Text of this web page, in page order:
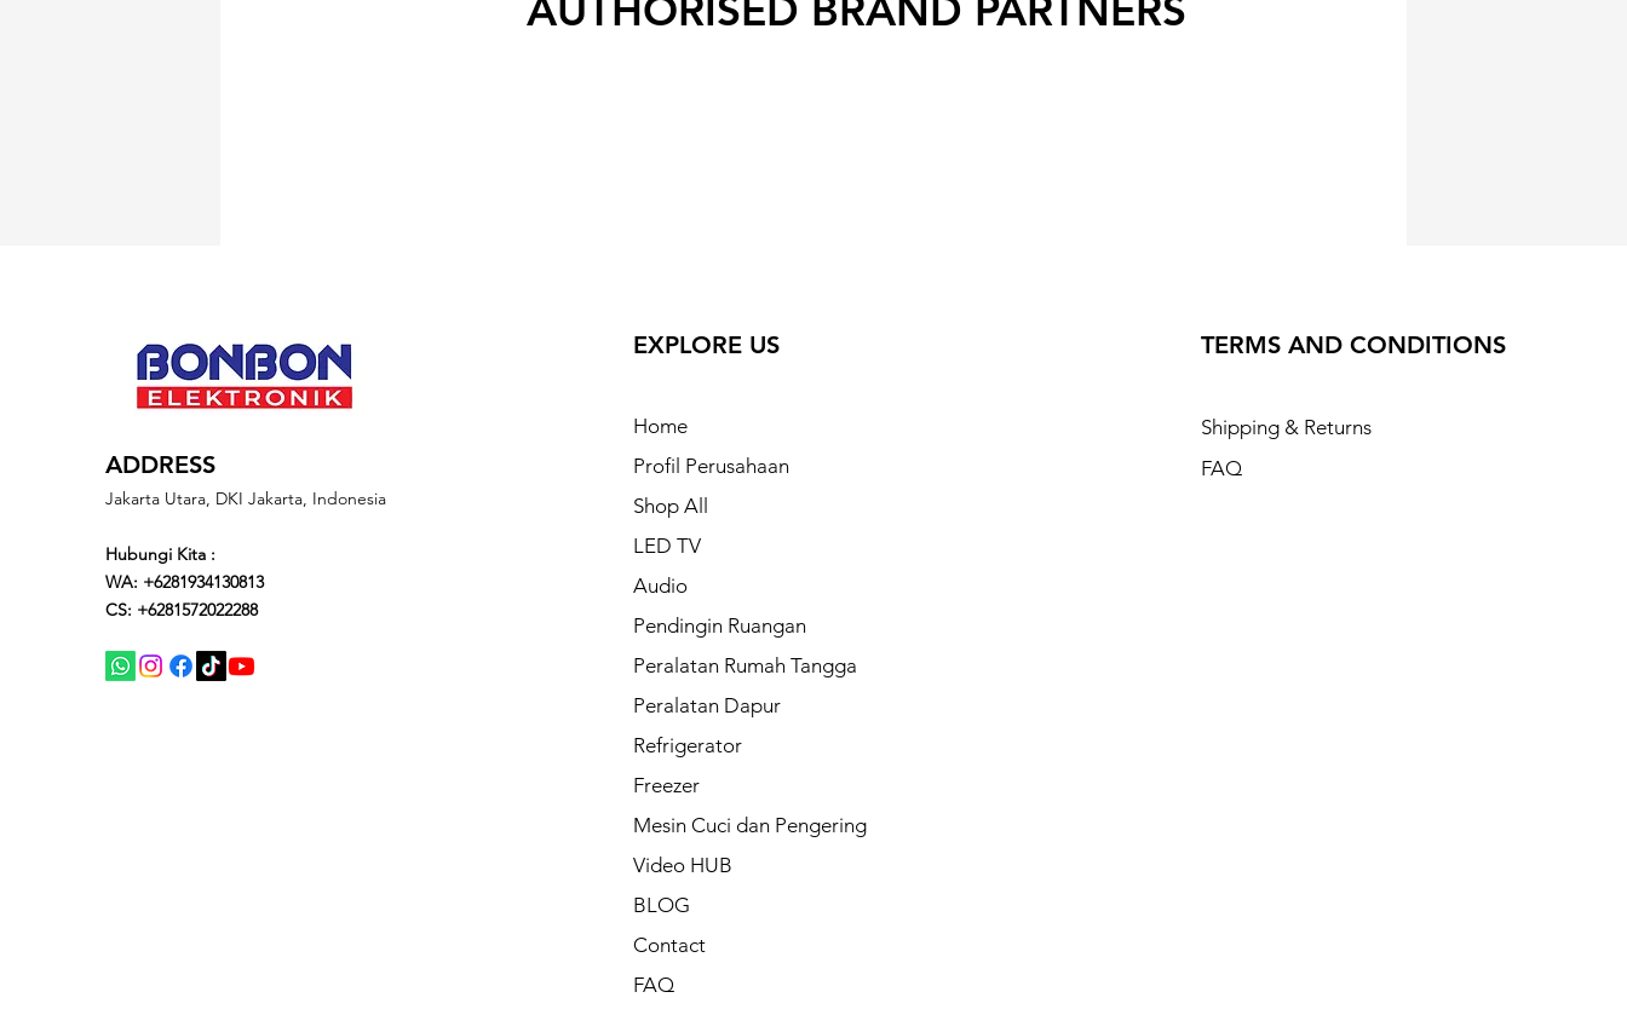
ADDRESS
Jakarta Utara, DKI Jakarta, Indonesia
Hubungi Kita :
WA: +6281934130813
CS: +6281572022288
EXPLORE US
Home
Profil Perusahaan
Shop All
LED TV
Audio
Pendingin Ruangan
Peralatan Rumah Tangga
Peralatan Dapur
Refrigerator
Freezer
Mesin Cuci dan Pengering
Video HUB
BLOG
Contact
FAQ
TERMS AND CONDITIONS
Shipping & Returns
FAQ